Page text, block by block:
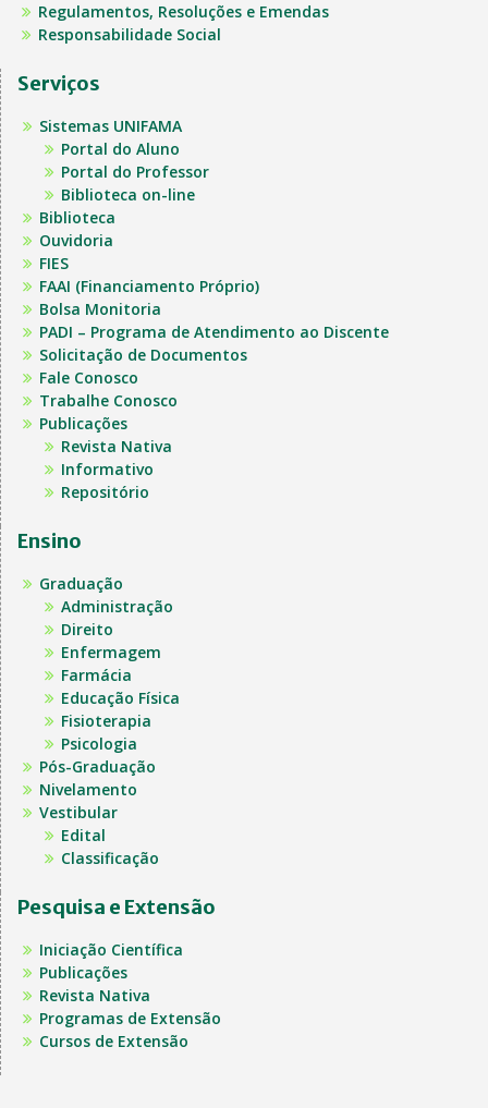
Regulamentos, Resoluções e Emendas
Responsabilidade Social
Serviços
Sistemas UNIFAMA
Portal do Aluno
Portal do Professor
Biblioteca on-line
Biblioteca
Ouvidoria
FIES
FAAI (Financiamento Próprio)
Bolsa Monitoria
PADI – Programa de Atendimento ao Discente
Solicitação de Documentos
Fale Conosco
Trabalhe Conosco
Publicações
Revista Nativa
Informativo
Repositório
Ensino
Graduação
Administração
Direito
Enfermagem
Farmácia
Educação Física
Fisioterapia
Psicologia
Pós-Graduação
Nivelamento
Vestibular
Edital
Classificação
Pesquisa e Extensão
Iniciação Científica
Publicações
Revista Nativa
Programas de Extensão
Cursos de Extensão